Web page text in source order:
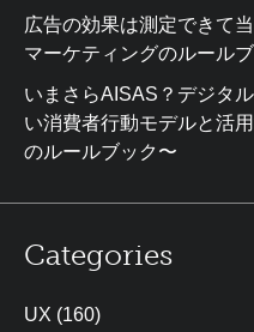
広告の効果は測定できて
マーケティングのルール
いまさらAISAS？デジタ
い消費者行動モデルと活
のルールブック〜
Categories
UX (160)